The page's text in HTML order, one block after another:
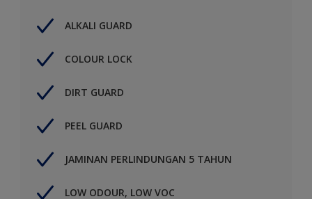
ALKALI GUARD
COLOUR LOCK
DIRT GUARD
PEEL GUARD
JAMINAN PERLINDUNGAN 5 TAHUN
LOW ODOUR, LOW VOC